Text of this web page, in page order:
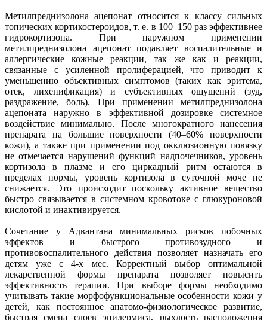
Метилпреднизолона ацепонат относится к классу сильных
топических кортикостероидов, т. е. в 100–150 раз эффективнее
гидрокортизона. При наружном применении
метилпреднизолона ацепонат подавляет воспалительные и
аллергические кожные реакции, так же как и реакции,
связанные с усиленной пролиферацией, что приводит к
уменьшению объективных симптомов (таких как эритема,
отек, лихенификация) и субъективных ощущений (зуд,
раздражение, боль). При применении метилпреднизолона
ацепоната наружно в эффективной дозировке системное
воздействие минимально. После многократного нанесения
препарата на большие поверхности (40–60% поверхности
кожи), а также при применении под окклюзионную повязку
не отмечается нарушений функций надпочечников, уровень
кортизола в плазме и его циркадный ритм остаются в
пределах нормы, уровень кортизола в суточной моче не
снижается. Это происходит поскольку активное вещество
быстро связывается в системном кровотоке с глюкуроновой
кислотой и инактивируется.
Сочетание у Адвантана минимальных рисков побочных
эффектов и быстрого противозудного и
противовоспалительного действия позволяет назначать его
детям уже с 4-х мес. Корректный выбор оптимальной
лекарственной формы препарата позволяет повысить
эффективность терапии. При выборе формы необходимо
учитывать такие морфофункциональные особенности кожи у
детей, как постоянное анатомо-физиологическое развитие,
быстрая смена слоев эпидермиса, рыхлость расположения